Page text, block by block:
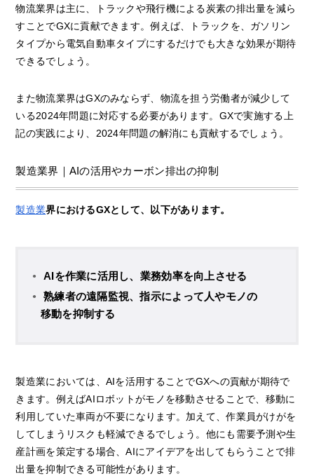
物流業界は主に、トラックや飛行機による炭素の排出量を減ら
すことでGXに貢献できます。例えば、トラックを、ガソリン
タイプから電気自動車タイプにするだけでも大きな効果が期待
できるでしょう。
また物流業界はGXのみならず、物流を担う労働者が減少して
いる2024年問題に対応する必要があります。GXで実施する上
記の実践により、2024年問題の解消にも貢献するでしょう。
製造業界｜AIの活用やカーボン排出の抑制
製造業界におけるGXとして、以下があります。
AIを作業に活用し、業務効率を向上させる
熟練者の遠隔監視、指示によって人やモノの
移動を抑制する
製造業においては、AIを活用することでGXへの貢献が期待で
きます。例えばAIロボットがモノを移動させることで、移動に
利用していた車両が不要になります。加えて、作業員がけがを
してしまうリスクも軽減できるでしょう。他にも需要予測や生
産計画を策定する場合、AIにアイデアを出してもらうことで排
出量を抑制できる可能性があります。